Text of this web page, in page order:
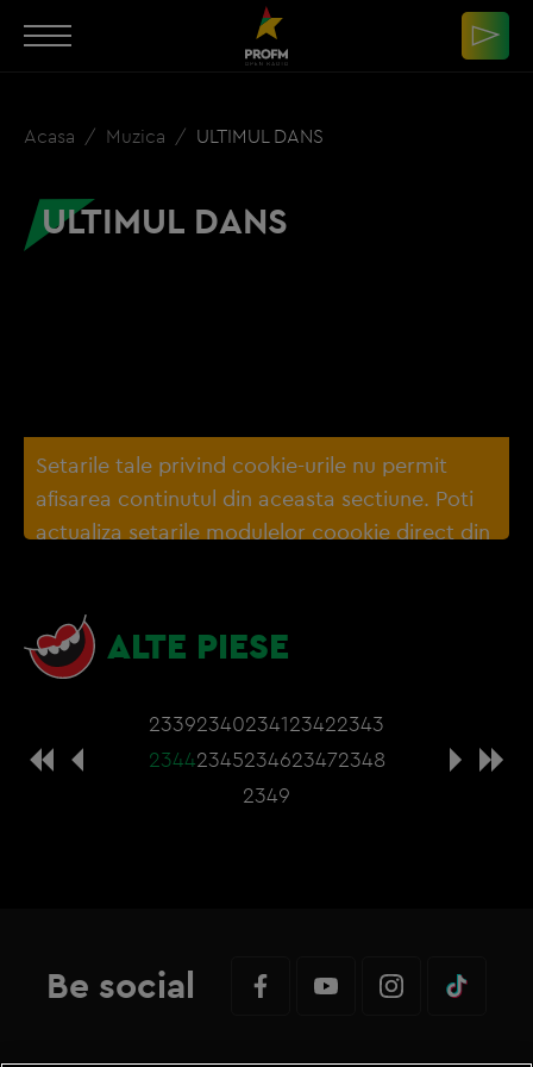
Acasa Muzica ULTIMUL DANS
ULTIMUL DANS
Setarile tale privind cookie-urile nu permit
afisarea continutul din aceasta sectiune. Poti
actualiza setarile modulelor coookie direct din
ALTE PIESE
23392340234123422343
23442345234623472348
2349
Be social